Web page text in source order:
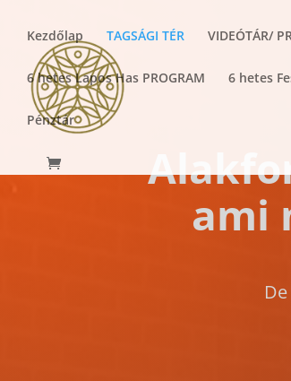
Kezdőlap TAGSÁGI TÉR VIDEÓTÁR/
6 hetes Lapos Has PROGRAM 6 hetes
Pénztár
ami